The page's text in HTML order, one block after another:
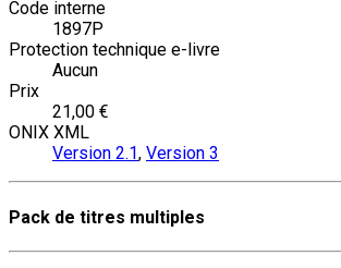
Code interne
1897P
Protection technique e-livre
Aucun
Prix
21,00 €
ONIX XML
Version 2.1, Version 3
Pack de titres multiples